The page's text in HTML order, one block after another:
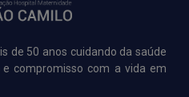
de 50 anos cuidando da saúde
compromisso com a vida em